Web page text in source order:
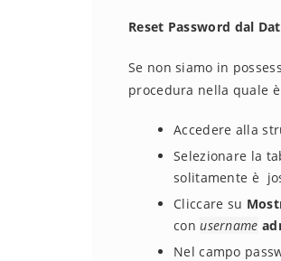
Reset Password dal
Se non siamo in
procedura nella quale
Accedere alla
Selezionare la
solitamente è
Cliccare su
conusername
Nel campo